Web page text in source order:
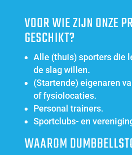
VOOR WIE ZIJN ONZE
GESCHIKT?
Alle (thuis) sporters die
de slag willen.
(Startende) eigenaren
of fysiolocaties.
Personal trainers.
Sportclubs- en
WAAROM